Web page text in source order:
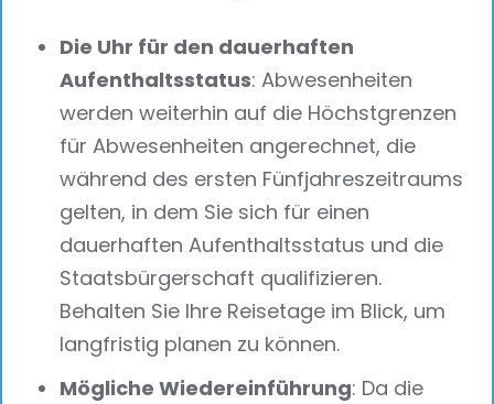
Die Uhr für den dauerhaften
Aufenthaltsstatus: Abwesenheiten
werden weiterhin auf die Höchstgrenzen
für Abwesenheiten angerechnet, die
während des ersten Fünfjahreszeitraums
gelten, in dem Sie sich für einen
dauerhaften Aufenthaltsstatus und die
Staatsbürgerschaft qualifizieren.
Behalten Sie Ihre Reisetage im Blick, um
langfristig planen zu können.
Mögliche Wiedereinführung: Da die